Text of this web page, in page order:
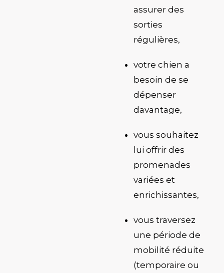
assurer des
sorties
régulières,
votre chien a
besoin de se
dépenser
davantage,
vous souhaitez
lui offrir des
promenades
variées et
enrichissantes,
vous traversez
une période de
mobilité réduite
(temporaire ou